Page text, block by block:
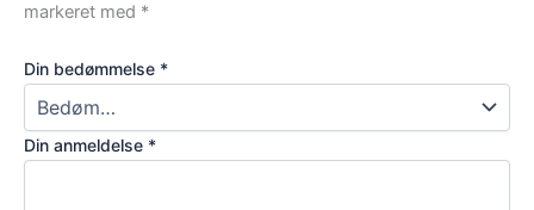
markeret med *
Din bedømmelse *
Din anmeldelse *